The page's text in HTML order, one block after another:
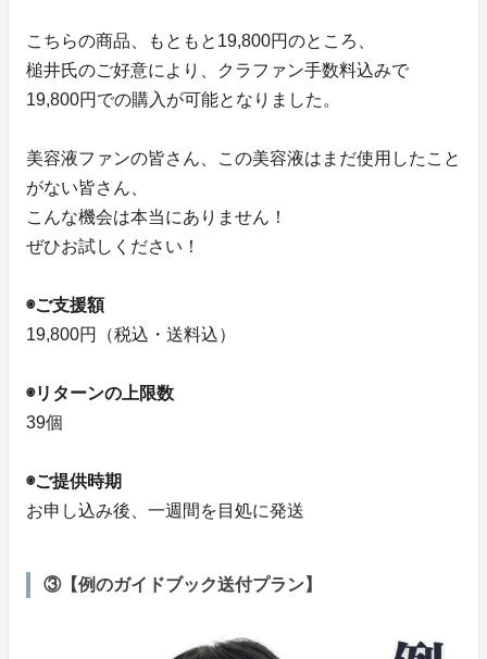
こちらの商品、もともと19,800円のところ、
槌井氏のご好意により、クラファン手数料込みで
19,800円での購入が可能となりました。
美容液ファンの皆さん、この美容液はまだ使用したこと
がない皆さん、
こんな機会は本当にありません！
ぜひお試しください！
◉ご支援額
19,800円（税込・送料込）
◉リターンの上限数
39個
◉ご提供時期
お申し込み後、一週間を目処に発送
③【例のガイドブック送付プラン】